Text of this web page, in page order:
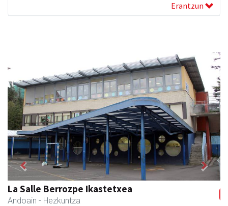
Erantzun
Amonarriz iturgintza S. L.
Larraul - Iturgintza
Previous Next